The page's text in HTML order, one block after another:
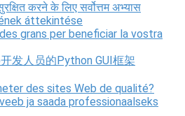
करने के लिए सर्वोत्तम अभ्यास
áttekintése
grans per beneficiar la vostra
发人员的Python GUI框架
des sites Web de qualité?
ja saada professionaalseks